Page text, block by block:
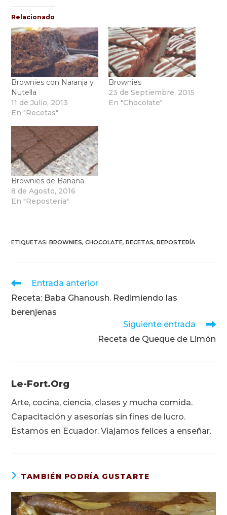
Relacionado
Brownies con Naranja y
Nutella
11 de Julio, 2013
En "Recetas"
Brownies
23 de Septiembre, 2015
En "Chocolate"
Brownies de Banana
8 de Agosto, 2016
En "Repostería"
ETIQUETAS:BROWNIES, CHOCOLATE, RECETAS, REPOSTERÍA
Leer
artículos
Entrada anterior
Receta: Baba Ghanoush. Redimiendo las
berenjenas
Siguiente entrada
Receta de Queque de Limón
Le-Fort.org
Arte, cocina, ciencia, clases y mucha comida.
Capacitación y asesorías sin fines de lucro.
Estamos en Ecuador. Viajamos felices a enseñar.
TAMBIÉN PODRÍA GUSTARTE